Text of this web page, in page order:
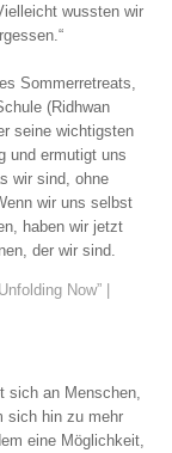
wussten wir
Sommerretreats,
(Ridhwan
seine wichtigsten
und ermutigt uns
wir sind, ohne
wir uns selbst
haben wir jetzt
der wir sind.
Now” |
sich an Menschen,
sich hin zu mehr
eine Möglichkeit,